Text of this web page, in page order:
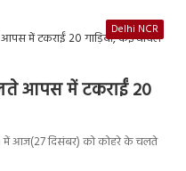
Delhi NCR
आपस में टकराईं 20
में आज(27 दिसंबर) को कोहरे के चलते